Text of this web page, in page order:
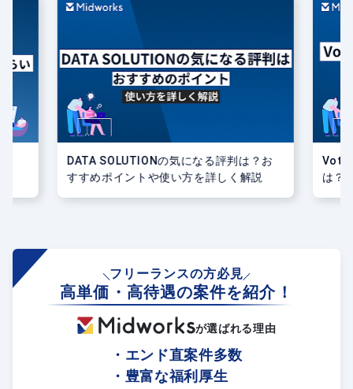
DATA SOLUTIONの気になる評判は？お
すすめポイントや使い方を詳しく解説
は？
高単価・高待遇の案件を紹介！
フリーランスの方必見
が選ばれる理由
・エンド直案件多数
・豊富な福利厚生